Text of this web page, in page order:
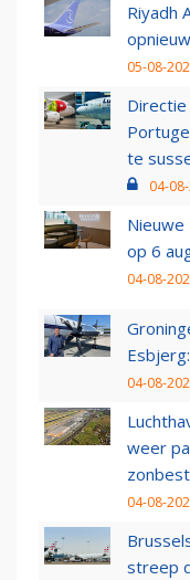
Riyadh
05-08-
te
04-
Nieuwe
op 6
04-08-
04-08-
weer
04-08-
streep